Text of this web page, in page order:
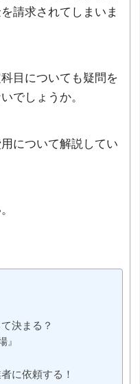
請求されてしまいま
目についても疑問を
でしょうか。
について解説してい
決まる？
』
に依頼する！